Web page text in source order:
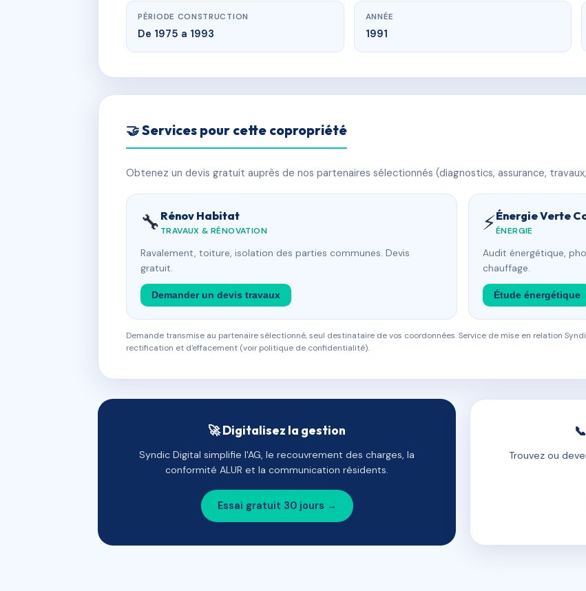
PÉRIODE CONSTRUCTION
De 1975 a 1993
ANNÉE
1991
🤝 Services pour cette copropriété
Obtenez un devis gratuit auprès de nos partenaires sélectionnés (diagnostics, assurance,
🔧 Rénov Habitat
TRAVAUX & RÉNOVATION
Ravalement, toiture, isolation des parties communes. Devis
gratuit.
Demander un devis travaux
⚡Énergie Verte
ÉNERGIE
Audit énergétique,
chauffage.
Étude énergétique
Demande transmise au partenaire sélectionné, seul destinataire de vos coordonnées. Service de mise en relation
rectification et d'effacement (voir politique de confidentialité).
🚀 Digitalisez la gestion
Syndic Digital simplifie l'AG, le recouvrement des charges, la
conformité ALUR et la communication résidents.
Essai gratuit 30 jours →
Trouvez ou